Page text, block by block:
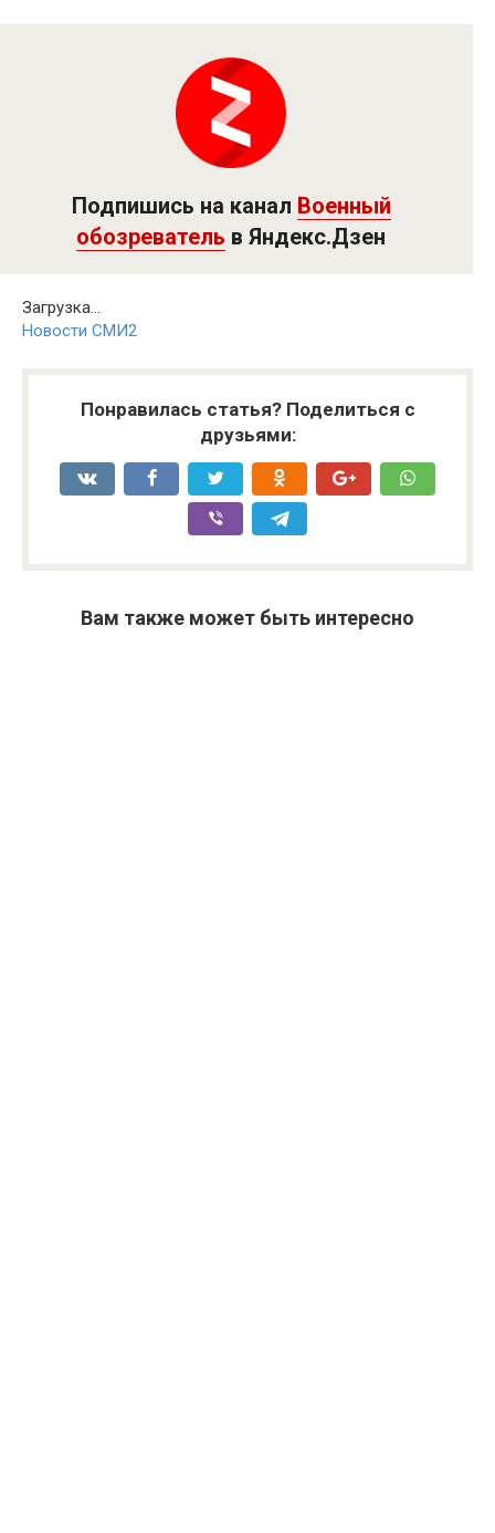
Подпишись на канал Военный
обозреватель в Яндекс.Дзен
Загрузка...
Новости СМИ2
Понравилась статья? Поделиться с
друзьями:
Вам также может быть интересно